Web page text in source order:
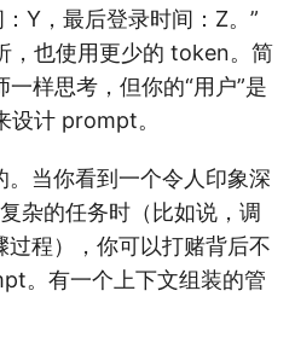
Y，最后登录时间：Z。”
，也使用更少的 token。简
样思考，但你的“用户”是
计 prompt。
当你看到一个令人印象深
杂的任务时（比如说，调
程），你可以打赌背后不
。有一个上下文组装的管